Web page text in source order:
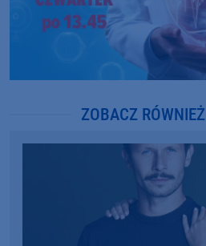
ZOBACZ RÓWNIEŻ